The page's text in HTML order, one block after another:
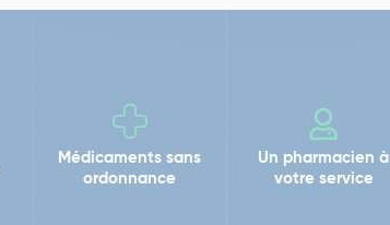
Médicaments sans
ordonnance
Un pharmacien à
votre service